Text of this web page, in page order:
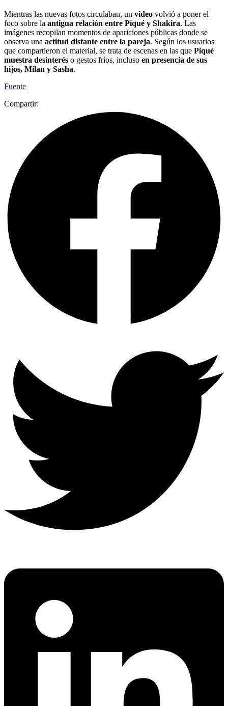
Mientras las nuevas fotos circulaban, un video volvió a poner el
foco sobre la antigua relación entre Piqué y Shakira. Las
imágenes recopilan momentos de apariciones públicas donde se
observa una actitud distante entre la pareja. Según los usuarios
que compartieron el material, se trata de escenas en las que Piqué
muestra desinterés o gestos fríos, incluso en presencia de sus
hijos, Milan y Sasha.
Fuente
Compartir: